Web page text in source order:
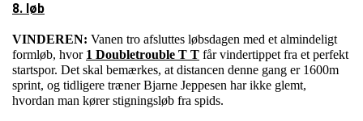
8. løb
VINDEREN: Vanen tro afsluttes løbsdagen med et almindeligt
formløb, hvor 1 Doubletrouble T T får vindertippet fra et perfekt
startspor. Det skal bemærkes, at distancen denne gang er 1600m
sprint, og tidligere træner Bjarne Jeppesen har ikke glemt,
hvordan man kører stigningsløb fra spids.